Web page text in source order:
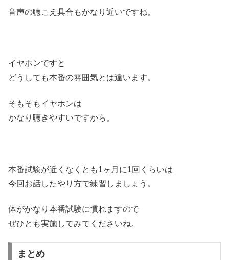
音声の聴こえ具合もかなり近いですね。
イヤホンですと
どうしても本番の雰囲気とは違います。
そもそもイヤホンは
かなり聴きやすいですから。
本番試験が近くなくとも1ヶ月に1回くらいは
今回お話したやり方で練習しましょう。
体がかなり本番試験に慣れますので
ぜひとも実施してみてくださいね。
まとめ